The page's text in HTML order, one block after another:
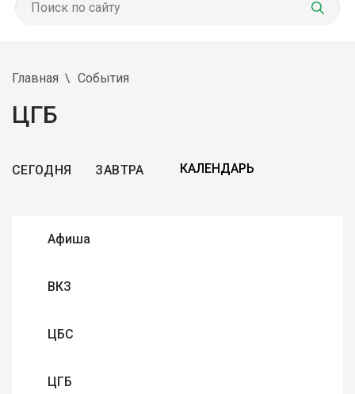
Главная События
ЦГБ
СЕГОДНЯ ЗАВТРА
Афиша
ВКЗ
ЦБС
ЦГБ